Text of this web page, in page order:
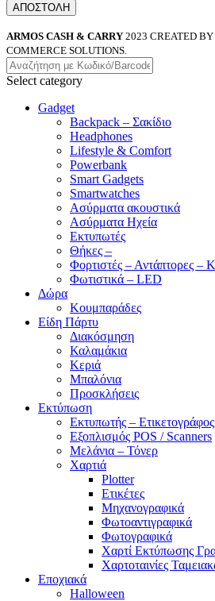
ARMOS CASH & CARRY 2023 CREATED BY
COMMERCE SOLUTIONS.
Select category
Gadget
Backpack – Σακίδιο
Headphones
Lifestyle & Comfort
Powerbank
Smart Gadgets
Smartwatches
Ασύρματα ακουστικά
Ασύρματα Ηχεία
Εκτυπωτές
Θήκες –
Φορτιστές – Αντάπτορες –
Φωτιστικά – LED
Δώρα
Κουμπαράδες
Είδη Πάρτυ
Διακόσμηση
Καλαμάκια
Κεριά
Μπαλόνια
Προσκλήσεις
Εκτύπωση
Εκτυπωτής – Ετικετογράφος
Εξοπλισμός POS / Scanners
Μελάνια – Τόνερ
Χαρτιά
Plotter
Ετικέτες
Μηχανογραφικά
Φωτοαντιγραφικά
Φωτογραφικά
Χαρτί Εκτύπωσης
Χαρτοταινίες
Εποχιακά
Halloween